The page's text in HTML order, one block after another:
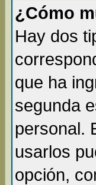
¿Cómo
Hay dos
que ha
segunda
personal.
usarlos
opción,